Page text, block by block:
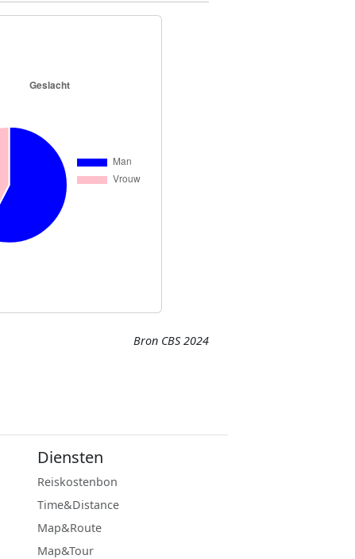
Bron CBS 2024
Diensten
Reiskostenbon
Time&Distance
Map&Route
Map&Tour